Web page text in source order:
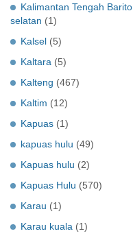
Kalimantan Tengah Barito
selatan (1)
Kalsel (5)
Kaltara (5)
Kalteng (467)
Kaltim (12)
Kapuas (1)
kapuas hulu (49)
Kapuas hulu (2)
Kapuas Hulu (570)
Karau (1)
Karau kuala (1)